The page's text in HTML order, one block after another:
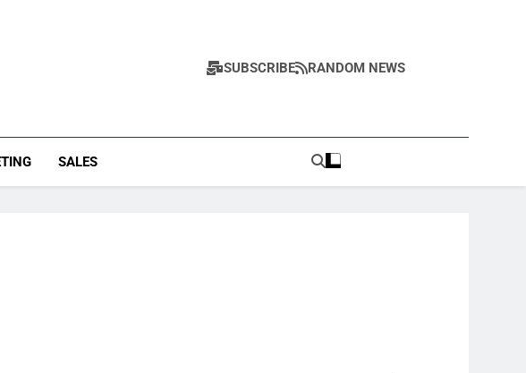
SUBSCRIBE RANDOM NEWS
SALES